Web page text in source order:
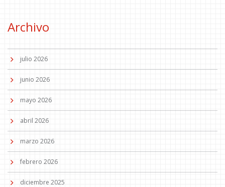
Archivo
julio 2026
junio 2026
mayo 2026
abril 2026
marzo 2026
febrero 2026
diciembre 2025